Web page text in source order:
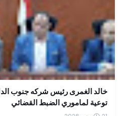
خالد الغمرى رئيس شركه جنوب
توعية لماموري الضبط القضائي